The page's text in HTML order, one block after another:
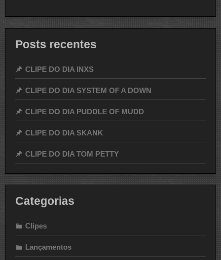
Posts recentes
CLIPE DO DIA INXS
CLIPE DO DIA SYSTEM OF A DOWN
CLIPE DO DIA PUDDLE OF MUDD
CLIPE DO DIA SKANK
CLIPE DO DIA TOM PETTY
Categorias
Clipes
Lançamentos